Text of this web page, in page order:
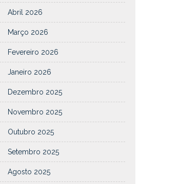
Abril 2026
Março 2026
Fevereiro 2026
Janeiro 2026
Dezembro 2025
Novembro 2025
Outubro 2025
Setembro 2025
Agosto 2025